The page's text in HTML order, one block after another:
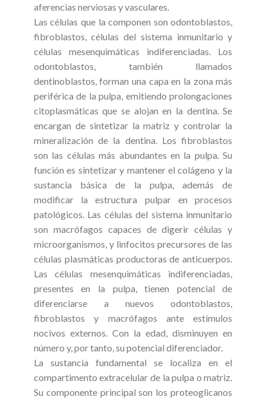
aferencias nerviosas y vasculares.
Las células que la componen son odontoblastos,
fibroblastos, células del sistema inmunitario y
células mesenquimáticas indiferenciadas. Los
odontoblastos, también llamados
dentinoblastos, forman una capa en la zona más
periférica de la pulpa, emitiendo prolongaciones
citoplasmáticas que se alojan en la dentina. Se
encargan de sintetizar la matriz y controlar la
mineralización de la dentina. Los fibroblastos
son las células más abundantes en la pulpa. Su
función es sintetizar y mantener el colágeno y la
sustancia básica de la pulpa, además de
modificar la estructura pulpar en procesos
patológicos. Las células del sistema inmunitario
son macrófagos capaces de digerir células y
microorganismos, y linfocitos precursores de las
células plasmáticas productoras de anticuerpos.
Las células mesenquimáticas indiferenciadas,
presentes en la pulpa, tienen potencial de
diferenciarse a nuevos odontoblastos,
fibroblastos y macrófagos ante estímulos
nocivos externos. Con la edad, disminuyen en
número y, por tanto, su potencial diferenciador.
La sustancia fundamental se localiza en el
compartimento extracelular de la pulpa o matriz.
Su componente principal son los proteoglicanos